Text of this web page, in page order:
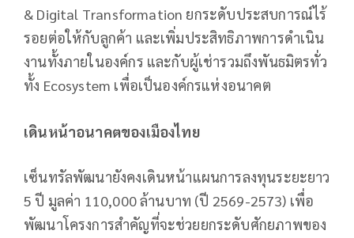
& Digital Transformation ยกระดับประสบการณ์ไร้
รอยต่อให้กับลูกค้า และเพิ่มประสิทธิภาพการดำเนิน
งานทั้งภายในองค์กร และกับผู้เช่ารวมถึงพันธมิตรทั่ว
ทั้ง Ecosystem เพื่อเป็นองค์กรแห่งอนาคต
เดินหน้าอนาคตของเมืองไทย
เซ็นทรัลพัฒนายังคงเดินหน้าแผนการลงทุนระยะยาว
5 ปี มูลค่า 110,000 ล้านบาท (ปี 2569-2573) เพื่อ
พัฒนาโครงการสำคัญที่จะช่วยยกระดับศักยภาพของ